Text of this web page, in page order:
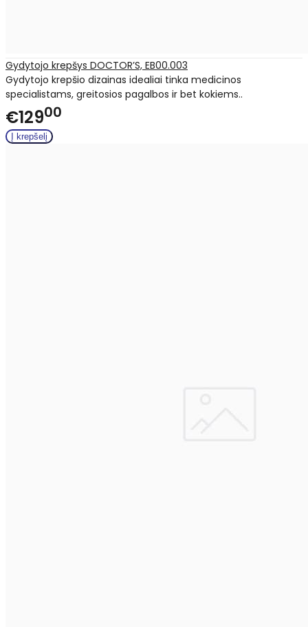
Gydytojo krepšys DOCTOR’S, EB00.003
Gydytojo krepšio dizainas idealiai tinka medicinos
specialistams, greitosios pagalbos ir bet kokiems..
€12900